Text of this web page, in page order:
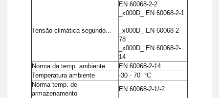
Tensão climática segundo...
EN 60068-2-2
_x000D_ EN 60068-2-1
_x000D_ EN 60068-2-
78
_x000D_ EN 60068-2-
14
Norma da temp. ambiente
EN 60068-2-14
Temperatura ambiente
-30 - 70 °C
Norma temp. de
armazenamento
EN 60068-2-1/-2